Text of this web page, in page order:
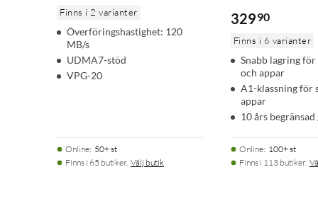
Finns i 2 varianter
Överföringshastighet: 120
MB/s
UDMA7-stöd
VPG-20
Online: 50+ st
Finns i 65 butiker. Välj butik
32990
Finns i 6 varianter
Snabb lagring
och appar
A1-klassning för
appar
10 års
Online: 100+ st
Finns i 113 butiker.